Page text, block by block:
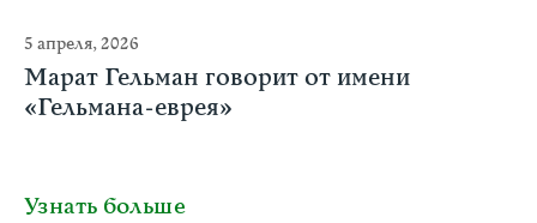
5 апреля, 2026
Марат Гельман говорит от имени
«Гельмана-еврея»
Узнать больше